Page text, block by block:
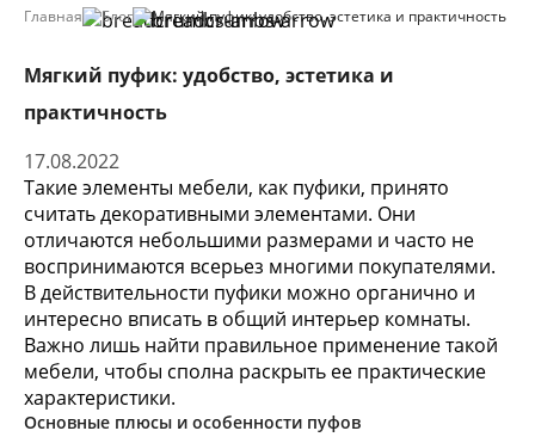
Главная Блог Мягкий пуфик: удобство, эстетика и практичность
Мягкий пуфик: удобство, эстетика и
практичность
17.08.2022
Такие элементы мебели, как пуфики, принято
считать декоративными элементами. Они
отличаются небольшими размерами и часто не
воспринимаются всерьез многими покупателями.
В действительности пуфики можно органично и
интересно вписать в общий интерьер комнаты.
Важно лишь найти правильное применение такой
мебели, чтобы сполна раскрыть ее практические
характеристики.
Основные плюсы и особенности пуфов